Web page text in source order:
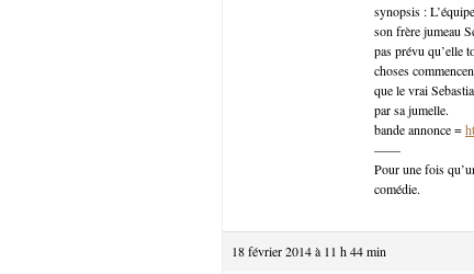
synopsis :
son frère jumeau
pas prévu qu’elle
choses
que le vrai
par sa jumelle.
bande annonce =
——
Pour une fois
comédie.
18 février 2014 à 11 h 44 min